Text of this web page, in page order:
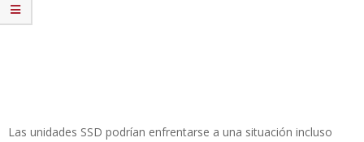
Las unidades SSD podrían enfrentarse a una situación incluso